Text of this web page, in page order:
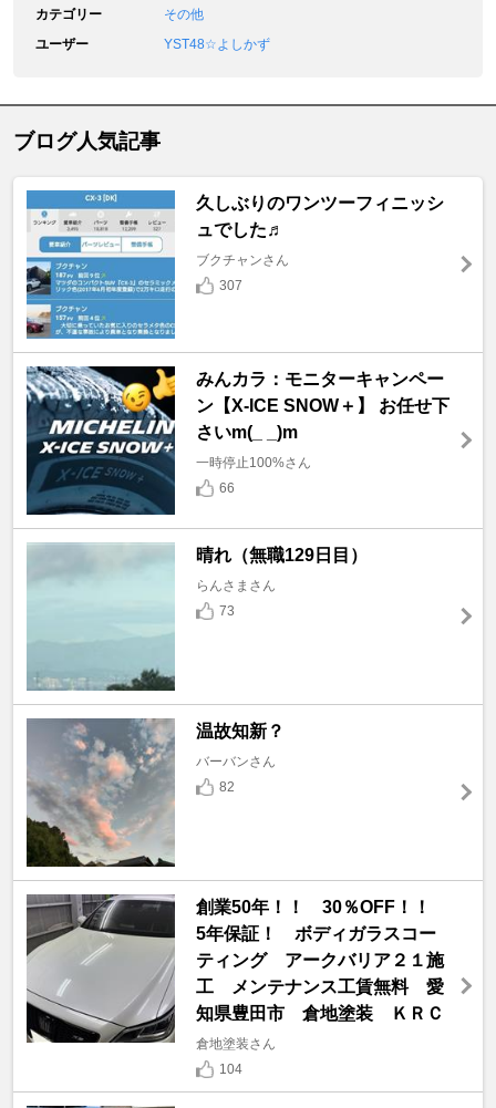
カテゴリー
その他
ユーザー
YST48☆よしかず
ブログ人気記事
久しぶりのワンツーフィニッシ
ュでした♬
ブクチャンさん
307
みんカラ：モニターキャンペー
ン【X-ICE SNOW＋】 お任せ下
さいm(_ _)m
一時停止100%さん
66
晴れ（無職129日目）
らんさまさん
73
温故知新？
バーバンさん
82
創業50年！！ 30％OFF！！
5年保証！ ボディガラスコー
ティング アークバリア２１施
工 メンテナンス工賃無料 愛
知県豊田市 倉地塗装 ＫＲＣ
倉地塗装さん
104